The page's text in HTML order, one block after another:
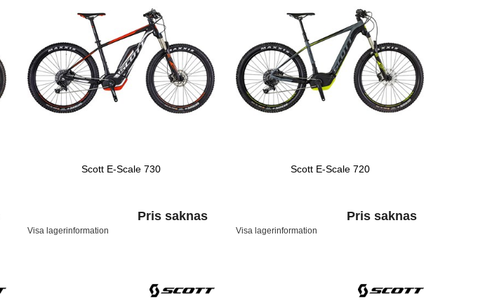
Scott E-Scale 730
Pris saknas
Visa lagerinformation
Scott E-Scale 720
Pris saknas
Visa lagerinformation